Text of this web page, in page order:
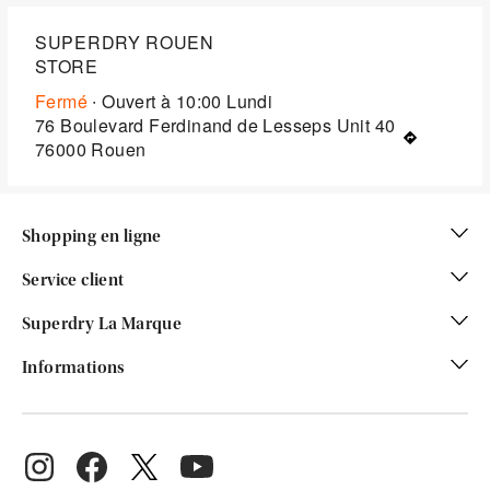
SUPERDRY ROUEN
STORE
Fermé ∙ Ouvert à 10:00 Lundi
76 Boulevard Ferdinand de Lesseps Unit 40
76000 Rouen
Shopping en ligne
Service client
Superdry La Marque
Informations